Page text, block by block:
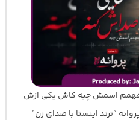
اسمش چیه کاش یکی ازش
“ترند اینستا با صدای زن”